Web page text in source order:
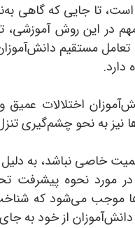
تا جایی که گاهی
در این روش آموزشی،
مستقیم
اختلالات عمیق و
نیز به نحو چشم‌گیری
خاصی نباشد، به
مورد نحوه پیشرفت
موجب می‌شود که
از خود به جای